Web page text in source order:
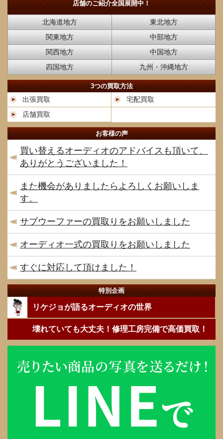
店舗のご紹介全国展開中！
北海道地方
東北地方
関東地方
中部地方
関西地方
中国地方
四国地方
九州・沖縄地方
3つの買取方法
出張買取
宅配買取
店舗買取
お客様の声
買い替えるオーディオのアドバイスも頂いて、
ありがとうございました！
また機会がありましたらよろしくお願いしま
す。
サブウーファーの買取りをお願いしました
オーディオ一式の買取りをお願いしました
すぐに対応して頂けました！
特別企画
リケジョが語るオーディオの世界
壊れていても大丈夫！修理工房完備で高価買取！